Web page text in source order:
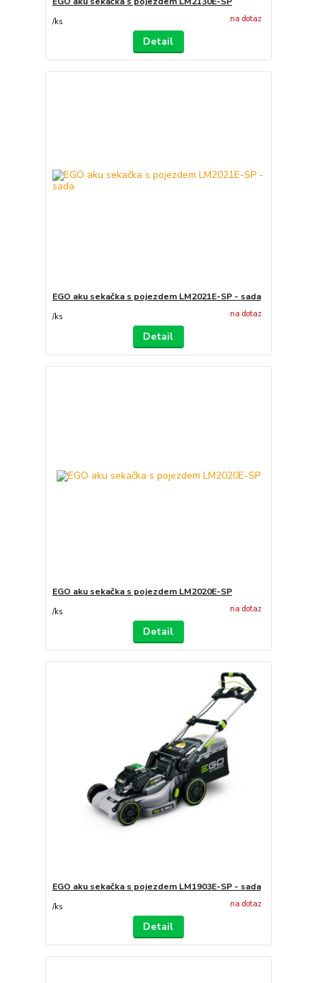
/ks na dotaz
Detail
EGO aku sekačka s pojezdem LM2021E-SP - sada
/ks na dotaz
Detail
EGO aku sekačka s pojezdem LM2020E-SP
/ks na dotaz
Detail
EGO aku sekačka s pojezdem LM1903E-SP - sada
/ks na dotaz
Detail